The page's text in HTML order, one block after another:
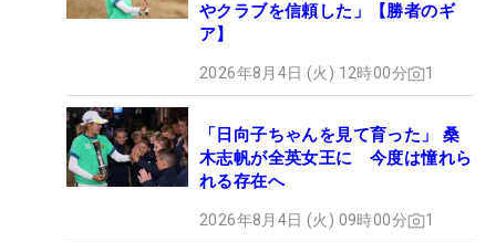
やクラブを信頼した」【勝者のギ
ア】
2026年8月4日 (火) 12時00分 1
「日向子ちゃんを見て育った」 桑
木志帆が全英女王に 今度は憧れら
れる存在へ
2026年8月4日 (火) 09時00分 1